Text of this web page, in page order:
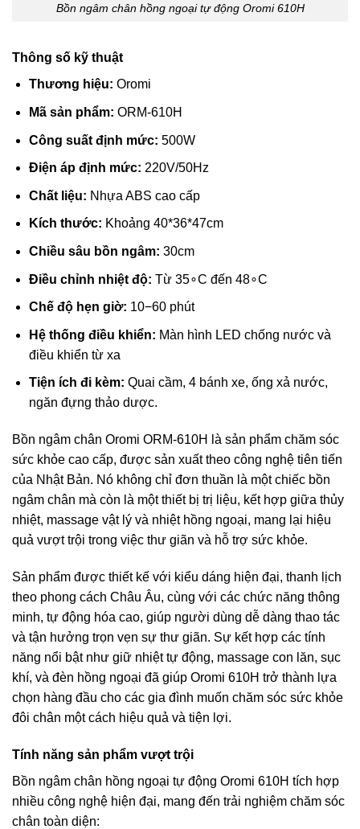
Bồn ngâm chân hồng ngoại tự động Oromi 610H
Thông số kỹ thuật
Thương hiệu: Oromi
Mã sản phẩm: ORM-610H
Công suất định mức: 500W
Điện áp định mức: 220V/50Hz
Chất liệu: Nhựa ABS cao cấp
Kích thước: Khoảng 40*36*47cm
Chiều sâu bồn ngâm: 30cm
Điều chỉnh nhiệt độ: Từ 35∘C đến 48∘C
Chế độ hẹn giờ: 10−60phút
Hệ thống điều khiển: Màn hình LED chống nước và
điều khiển từ xa
Tiện ích đi kèm: Quai cầm, 4 bánh xe, ống xả nước,
ngăn đựng thảo dược.
Bồn ngâm chân Oromi ORM-610H là sản phẩm chăm sóc
sức khỏe cao cấp, được sản xuất theo công nghệ tiên tiến
của Nhật Bản. Nó không chỉ đơn thuần là một chiếc bồn
ngâm chân mà còn là một thiết bị trị liệu, kết hợp giữa thủy
nhiệt, massage vật lý và nhiệt hồng ngoại, mang lại hiệu
quả vượt trội trong việc thư giãn và hỗ trợ sức khỏe.
Sản phẩm được thiết kế với kiểu dáng hiện đại, thanh lịch
theo phong cách Châu Âu, cùng với các chức năng thông
minh, tự động hóa cao, giúp người dùng dễ dàng thao tác
và tận hưởng trọn vẹn sự thư giãn. Sự kết hợp các tính
năng nổi bật như giữ nhiệt tự động, massage con lăn, sục
khí, và đèn hồng ngoại đã giúp Oromi 610H trở thành lựa
chọn hàng đầu cho các gia đình muốn chăm sóc sức khỏe
đôi chân một cách hiệu quả và tiện lợi.
Tính năng sản phẩm vượt trội
Bồn ngâm chân hồng ngoại tự động Oromi 610H tích hợp
nhiều công nghệ hiện đại, mang đến trải nghiệm chăm sóc
chân toàn diện: